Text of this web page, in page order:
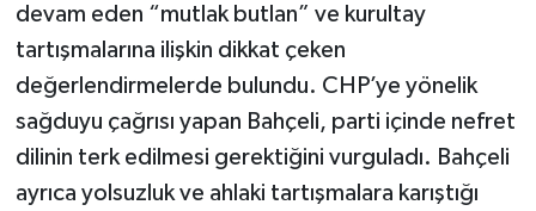
devam eden “mutlak butlan” ve kurultay
tartışmalarına ilişkin dikkat çeken
değerlendirmelerde bulundu. CHP’ye yönelik
sağduyu çağrısı yapan Bahçeli, parti içinde nefret
dilinin terk edilmesi gerektiğini vurguladı. Bahçeli
ayrıca yolsuzluk ve ahlaki tartışmalara karıştığı